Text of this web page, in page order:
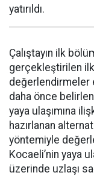
yatırıldı.
Çalıştayın ilk
gerçekleştirilen
değerlendirmeler
daha önce
yaya ulaşımına
hazırlanan
yöntemiyle
Kocaeli’nin yaya
üzerinde uzlaşı